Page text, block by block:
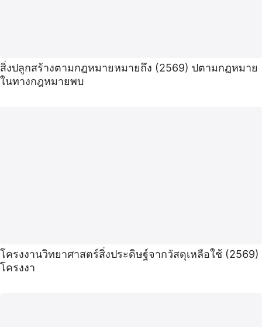
สิ่งปลูกสร้างตามกฎหมายหมายถึง (2569) ปตามกฎหมาย
ในทางกฎหมายพบ
โครงงานวิทยาศาสตร์สิ่งประดิษฐ์จากวัสดุเหลือใช้ (2569)
โครงงา